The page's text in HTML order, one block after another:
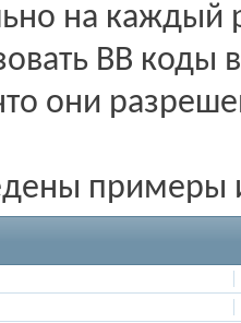
на каждый
BB
они
примеры